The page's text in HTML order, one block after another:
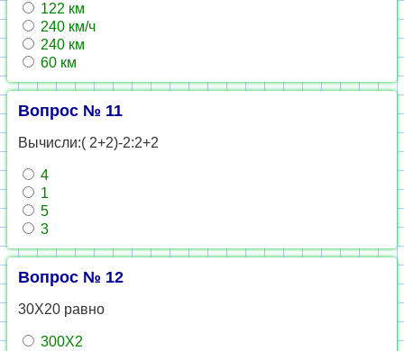
122 км
240 км/ч
240 км
60 км
Вопрос № 11
Вычисли:( 2+2)-2:2+2
4
1
5
3
Вопрос № 12
30Х20 равно
300Х2